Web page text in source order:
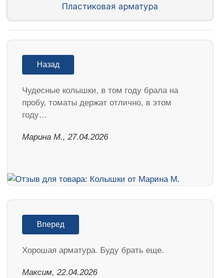
Пластиковая арматура
Назад
Чудесные колышки, в том году брала на
пробу, томаты держат отлично, в этом
году…
Марина М., 27.04.2026
Вперед
Хорошая арматура. Буду брать еще.
Максим, 22.04.2026